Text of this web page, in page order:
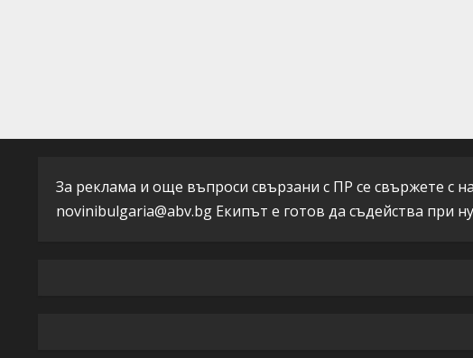
За реклама и още въпроси свързани с ПР се свържете с
novinibulgaria@abv.bg Екипът е готов да съдейства при